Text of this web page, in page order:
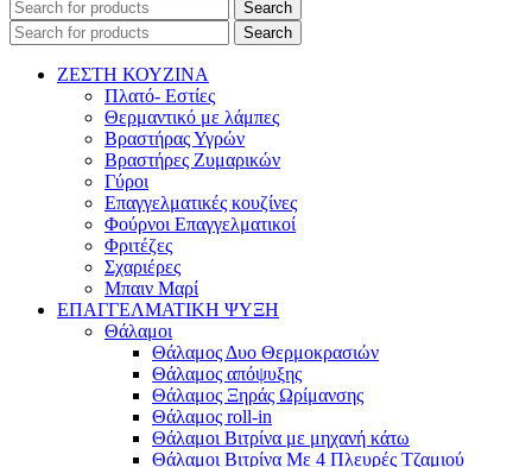
Search
Search
ΖΕΣΤΗ ΚΟΥΖΙΝΑ
Πλατό- Εστίες
Θερμαντικό με λάμπες
Βραστήρας Υγρών
Βραστήρες Ζυμαρικών
Γύροι
Επαγγελματικές κουζίνες
Φούρνοι Επαγγελματικοί
Φριτέζες
Σχαριέρες
Μπαιν Μαρί
ΕΠΑΓΓΕΛΜΑΤΙΚΗ ΨΥΞΗ
Θάλαμοι
Θάλαμος Δυο Θερμοκρασιών
Θάλαμος απόψυξης
Θάλαμος Ξηράς Ωρίμανσης
Θάλαμος roll-in
Θάλαμοι Βιτρίνα με μηχανή κάτω
Θάλαμοι Βιτρίνα Με 4 Πλευρές Τζαμιού